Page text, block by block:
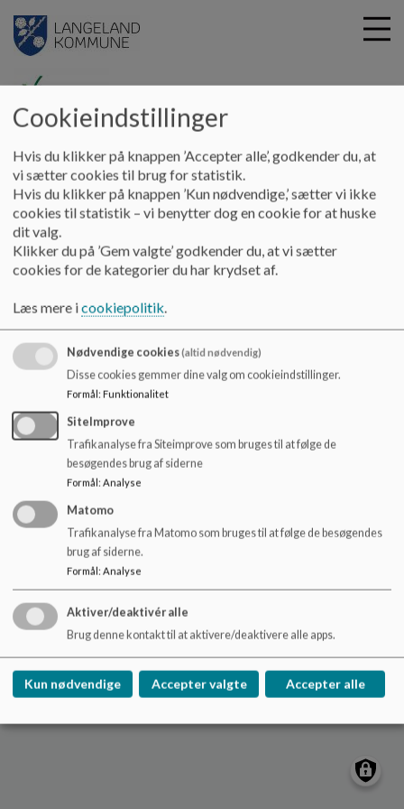
i
oerstedskolen
H. C. Ørsted Kunst
Kunst på skolen
Siden Ørstedskolen i Rudkøbing blev bygget er der løbende
skabt af skolens elever og personale.
Gå en tur rundt på skolen og oplev selv værkerne.
Ørstedskolen
Oerstedskolen@langelandkommune.dk
+45 6351-6444
EAN NR.
5798007062330
Sitemap
Cookie politik
Cookieindstillinger
Hvis du klikker på knappen ’Accepter alle’, godkender du, at
vi sætter cookies til brug for statistik.
Hvis du klikker på knappen ’Kun nødvendige,’ sætter vi ikke
cookies til statistik – vi benytter dog en cookie for at huske
dit valg.
Klikker du på ’Gem valgte’ godkender du, at vi sætter
cookies for de kategorier du har krydset af.
Læs mere icookiepolitik.
Nødvendige cookies(altid nødvendig)
Disse cookies gemmer dine valg om cookieindstillinger.
Formål: Funktionalitet
SiteImprove
Trafikanalyse fra Siteimprove som bruges til at følge de
besøgendes brug af siderne
Formål: Analyse
Matomo
Trafikanalyse fra Matomo som bruges til at følge de besøgendes
brug af siderne.
Formål: Analyse
Aktiver/deaktivér alle
Brug denne kontakt til at aktivere/deaktivere alle apps.
Kun nødvendige Accepter valgte Accepter alle